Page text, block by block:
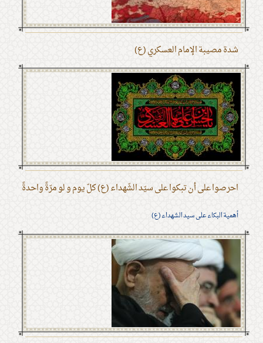
شدة مصيبة الإمام العسكري (ع)
احرصوا على أن تبكوا على سيّد الشّهداء (ع) كلّ يوم و لو مرّةً واحدةً
أهمية البكاء على سيد الشهداء (ع)